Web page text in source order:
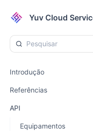
Yuv Cloud
Introdução
Referências
API
Equipamentos